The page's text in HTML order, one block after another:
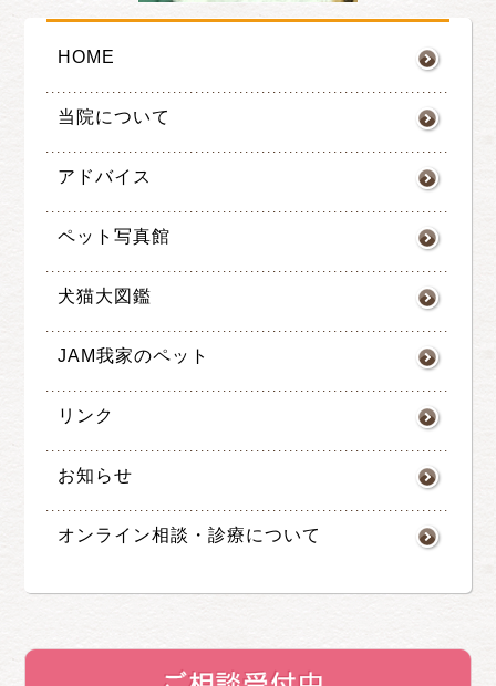
HOME
当院について
アドバイス
ペット写真館
犬猫大図鑑
JAM我家のペット
リンク
お知らせ
オンライン相談・診療について